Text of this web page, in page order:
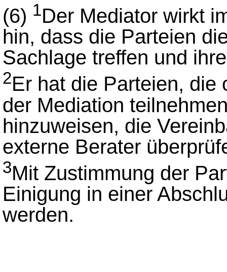
(6) 1Der Mediator wirkt
hin, dass die Parteien
Sachlage treffen und
2Er hat die Parteien, die
der Mediation
hinzuweisen, die
externe Berater
3Mit Zustimmung der
Einigung in einer
werden.